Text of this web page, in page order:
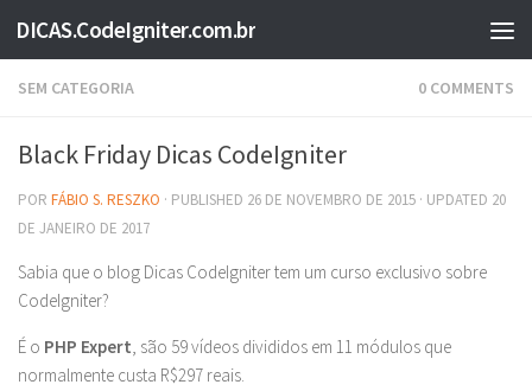
Skip to content
DICAS.CodeIgniter.com.br
SEM CATEGORIA 0 COMMENTS
Black Friday Dicas CodeIgniter
POR FÁBIO S. RESZKO · PUBLISHED 26 DE NOVEMBRO DE 2015 · UPDATED 20
DE JANEIRO DE 2017
Sabia que o blog Dicas CodeIgniter tem um curso exclusivo sobre
CodeIgniter?
É o PHP Expert, são 59 vídeos divididos em 11 módulos que
normalmente custa R$297 reais.